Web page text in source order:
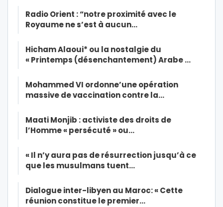
Radio Orient : “notre proximité avec le
Royaume ne s’est à aucun…
Hicham Alaoui* ou la nostalgie du
« Printemps (désenchantement) Arabe …
Mohammed VI ordonne’une opération
massive de vaccination contre la…
Maati Monjib : activiste des droits de
l’Homme « persécuté » ou…
« Il n’y aura pas de résurrection jusqu’à ce
que les musulmans tuent…
Dialogue inter-libyen au Maroc: « Cette
réunion constitue le premier…